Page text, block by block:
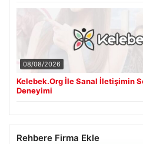
08/08/2026
Kelebek.Org İle Sanal İletişimin
Deneyimi
Rehbere Firma Ekle